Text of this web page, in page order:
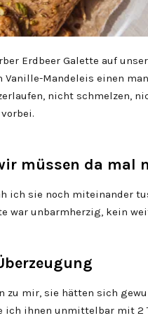
Erdbeer Galette auf
Mandeleis einen
nicht schmelzen,
müssen da mal
ich sie noch miteinander
war unbarmherzig, kein
zu mir, sie hätten sich
ich ihnen unmittelbar mit